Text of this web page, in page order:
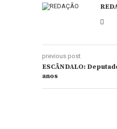
previous post
ESCÂNDALO:
anos